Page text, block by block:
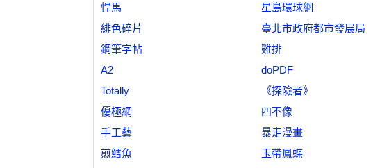
悍馬
星島環球網
緋色碎片
臺北市政府都市發展局
鋼筆字帖
雞排
A2
doPDF
Totally
《探險者》
優極網
四不像
手工藝
暴走漫畫
煎鱈魚
玉帶鳳蝶